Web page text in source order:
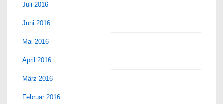
Juli 2016
Juni 2016
Mai 2016
April 2016
März 2016
Februar 2016